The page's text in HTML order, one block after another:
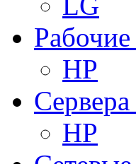
HP
HP